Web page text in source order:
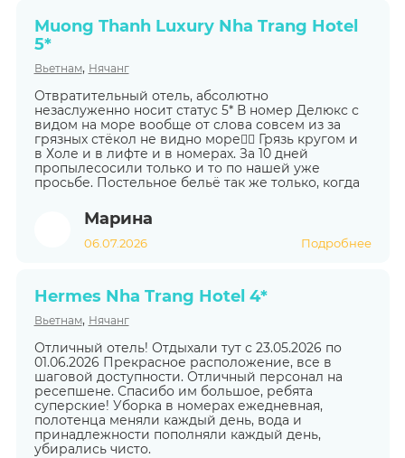
Muong Thanh Luxury Nha Trang Hotel
5*
Вьетнам, Нячанг
Отвратительный отель, абсолютно
незаслуженно носит статус 5* В номер Делюкс с
видом на море вообще от слова совсем из за
грязных стёкол не видно море🤦‍♀️ Грязь кругом и
в Холе и в лифте и в номерах. За 10 дней
пропылесосили только и то по нашей уже
просьбе. Постельное бельё так же только, когда
Марина
06.07.2026 Подробнее
Hermes Nha Trang Hotel 4*
Вьетнам, Нячанг
Отличный отель! Отдыхали тут с 23.05.2026 по
01.06.2026 Прекрасное расположение, все в
шаговой доступности. Отличный персонал на
ресепшене. Спасибо им большое, ребята
суперские! Уборка в номерах ежедневная,
полотенца меняли каждый день, вода и
принадлежности пополняли каждый день,
убирались чисто.